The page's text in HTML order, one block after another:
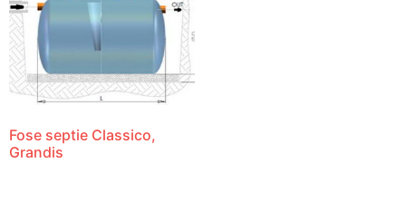
Fose septie Classico,
Grandis